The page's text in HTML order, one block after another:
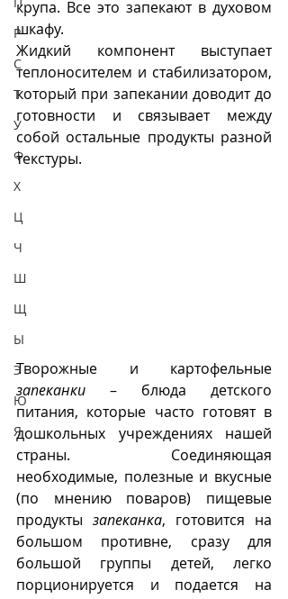
Р
С
Т
У
Ф
Х
Ц
Ч
Ш
Щ
Ы
Э
Ю
Я
крупа. Все это запекают в духовом
шкафу.
Жидкий компонент выступает
теплоносителем и стабилизатором,
который при запекании доводит до
готовности и связывает между
собой остальные продукты разной
текстуры.
запеканки – блюда детского
питания, которые часто готовят в
дошкольных учреждениях нашей
страны. Соединяющая
необходимые, полезные и вкусные
(по мнению поваров) пищевые
продукты запеканка, готовится на
большом противне, сразу для
большой группы детей, легко
порционируется и подается на